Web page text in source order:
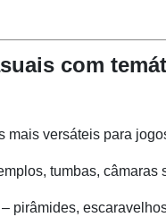
com
mais versáteis para
tumbas, câmaras
– pirâmides,